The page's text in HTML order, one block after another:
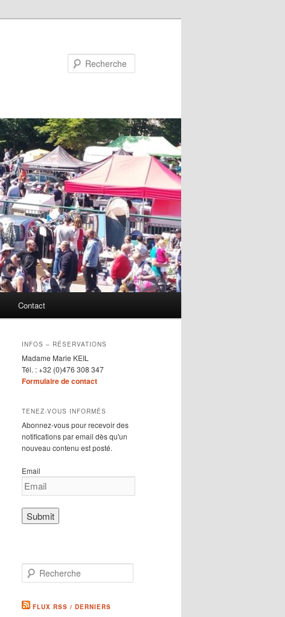
Contact
INFOS – RÉSERVATIONS
Madame Marie KEIL
Tél. : +32 (0)476 308 347
Formulaire de contact
TENEZ-VOUS INFORMÉS
Abonnez-vous pour recevoir des
notifications par email dès qu'un
nouveau contenu est posté.
Email
e
h
FLUX RSS / DERNIERS